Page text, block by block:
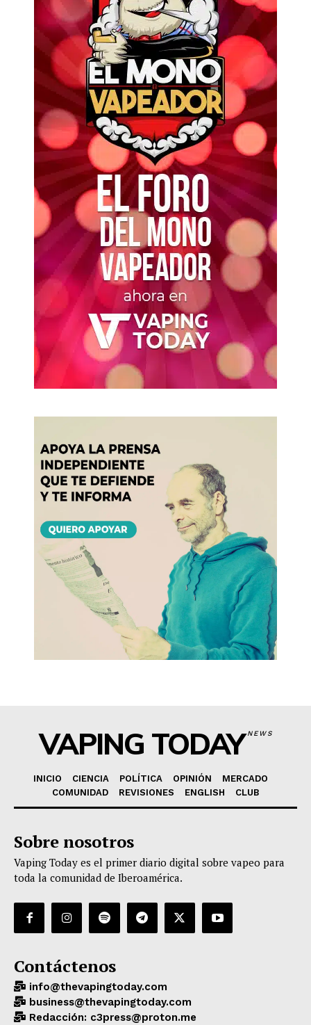
VAPING TODAYNEWS
INICIO CIENCIA POLÍTICA OPINIÓN
MERCADO
COMUNIDAD
REVISIONES ENGLISH CLUB
Sobre nosotros
Vaping Today es el primer diario digital sobre vapeo para
toda la comunidad de Iberoamérica.
Contáctenos
info@thevapingtoday.com
business@thevapingtoday.com
Redacción: c3press@proton.me